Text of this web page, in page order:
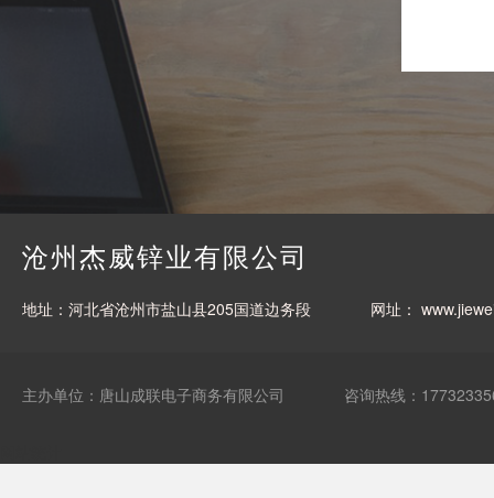
沧州杰威锌业有限公司
地址：河北省沧州市盐山县205国道边务段 网址：
主办单位：唐山成联电子商务有限公司 咨询热线：